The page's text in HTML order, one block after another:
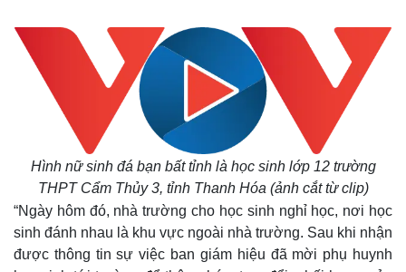
Hình nữ sinh đá bạn bất tỉnh là học sinh lớp 12 trường
THPT Cẩm Thủy 3, tỉnh Thanh Hóa (ảnh cắt từ clip)
“Ngày hôm đó, nhà trường cho học sinh nghỉ học, nơi học
sinh đánh nhau là khu vực ngoài nhà trường. Sau khi nhận
được thông tin sự việc ban giám hiệu đã mời phụ huynh